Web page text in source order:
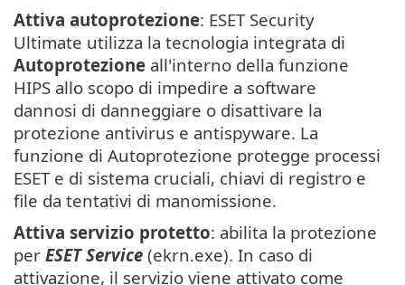
Attiva autoprotezione: ESET Security
Ultimate utilizza la tecnologia integrata di
Autoprotezione all'interno della funzione
HIPS allo scopo di impedire a software
dannosi di danneggiare o disattivare la
protezione antivirus e antispyware. La
funzione di Autoprotezione protegge processi
ESET e di sistema cruciali, chiavi di registro e
file da tentativi di manomissione.
Attiva servizio protetto: abilita la protezione
per ESET Service (ekrn.exe). In caso di
attivazione, il servizio viene attivato come